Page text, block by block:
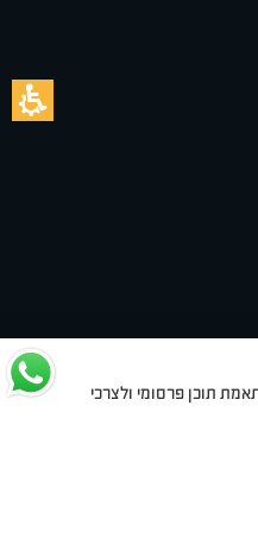
תוכן פרסומי ולצרכי